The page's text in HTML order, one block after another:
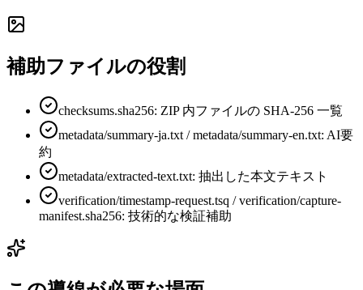
補助ファイルの役割
checksums.sha256: ZIP 内ファイルの SHA-256 一覧
metadata/summary-ja.txt / metadata/summary-en.txt: AI要
約
metadata/extracted-text.txt: 抽出した本文テキスト
verification/timestamp-request.tsq / verification/capture-
manifest.sha256: 技術的な検証補助